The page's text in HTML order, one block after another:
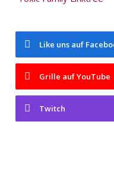
Like uns auf
Grille auf YouTube
Twitch